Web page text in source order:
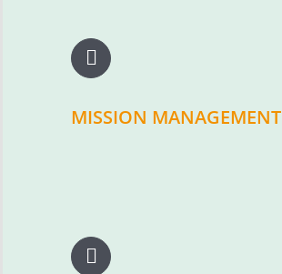
MISSION MANAGEMENT